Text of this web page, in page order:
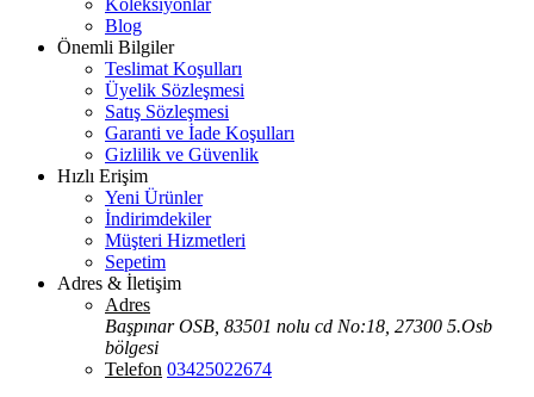
Blog
Önemli Bilgiler
Teslimat Koşulları
Üyelik Sözleşmesi
Satış Sözleşmesi
Garanti ve İade Koşulları
Gizlilik ve Güvenlik
Hızlı Erişim
Yeni Ürünler
İndirimdekiler
Müşteri Hizmetleri
Sepetim
Adres & İletişim
Adres
Başpınar OSB, 83501 nolu cd No:18, 27300 5.Osb
bölgesi
Telefon 03425022674